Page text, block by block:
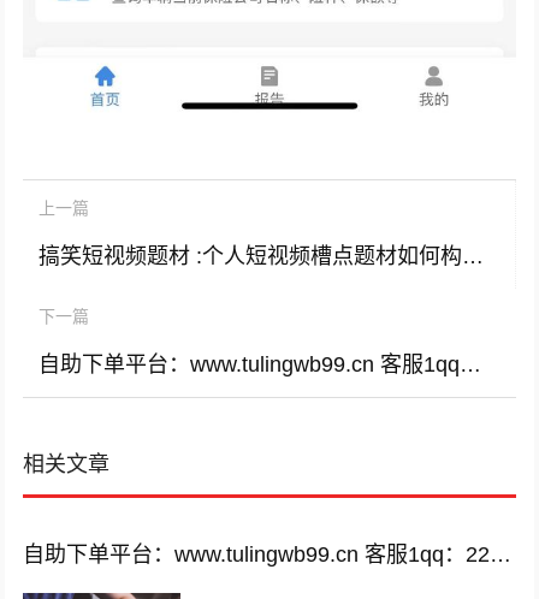
上一篇
搞笑短视频题材 :个人短视频槽点题材如何构思？
下一篇
自助下单平台：www.tulingwb99.cn 客服1qq：2221028208 客服2qq：2221028208
相关文章
自助下单平台：www.tulingwb99.cn 客服1qq：2221028208 客服2qq：2221028208